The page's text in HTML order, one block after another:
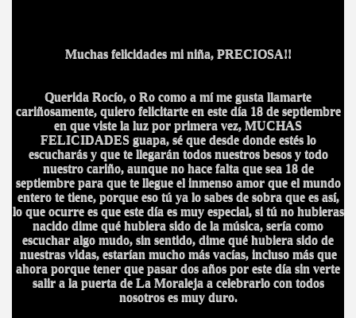
Muchas felicidades mi niña, PRECIOSA!!
Querida Rocío, o Ro como a mí me gusta llamarte
cariñosamente, quiero felicitarte en este día 18 de septiembre
en que viste la luz por primera vez, MUCHAS
FELICIDADES guapa, sé que desde donde estés lo
escucharás y que te llegarán todos nuestros besos y todo
nuestro cariño, aunque no hace falta que sea 18 de
septiembre para que te llegue el inmenso amor que el mundo
entero te tiene, porque eso tú ya lo sabes de sobra que es así,
lo que ocurre es que este día es muy especial, si tú no hubieras
nacido dime qué hubiera sido de la música, sería como
escuchar algo mudo, sin sentido, dime qué hubiera sido de
nuestras vidas, estarían mucho más vacías, incluso más que
ahora porque tener que pasar dos años por este día sin verte
salir a la puerta de La Moraleja a celebrarlo con todos
nosotros es muy duro.